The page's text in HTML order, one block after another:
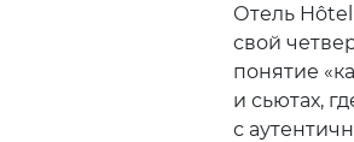
Отель
свой
понятие
и сьютах,
с